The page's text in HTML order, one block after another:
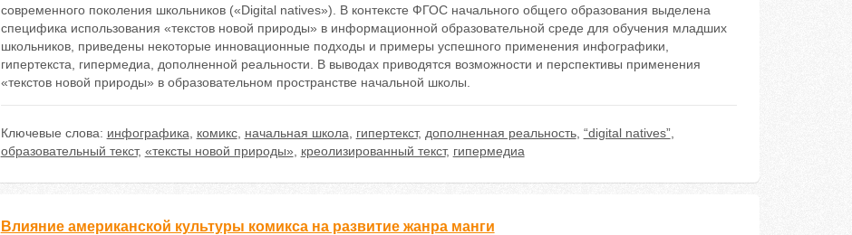
современного поколения школьников («Digital natives»). В контексте ФГОС начального общего образования выделена
специфика использования «текстов новой природы» в информационной образовательной среде для обучения младших
школьников, приведены некоторые инновационные подходы и примеры успешного применения инфографики,
гипертекста, гипермедиа, дополненной реальности. В выводах приводятся возможности и перспективы применения
«текстов новой природы» в образовательном пространстве начальной школы.
Ключевые слова: инфографика комикс, начальная школа гипертекст, дополненная реальность, “digital natives”,
образовательный текст, «тексты новой природы» креолизированный текст, гипермедиа
Влияние американской культуры комикса на развитие жанра манги